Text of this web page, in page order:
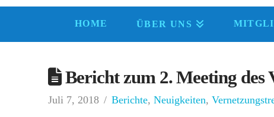
HOME ÜBER UNS
Bericht zum 2. Meeting des
Juli 7, 2018 Berichte, Neuigkeiten,